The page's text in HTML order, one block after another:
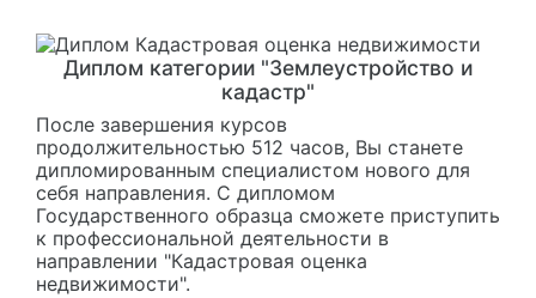
Диплом категории "Землеустройство и
кадастр"
После завершения курсов
продолжительностью 512 часов, Вы станете
дипломированным специалистом нового для
себя направления. С дипломом
Государственного образца сможете приступить
к профессиональной деятельности в
направлении "Кадастровая оценка
недвижимости".